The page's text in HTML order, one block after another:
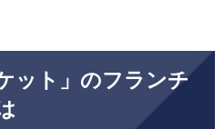
ット」のフランチ